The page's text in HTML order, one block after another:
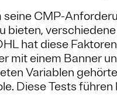
seine CMP-
bieten,
hat diese
mit einem Banner
Variablen
Diese Tests